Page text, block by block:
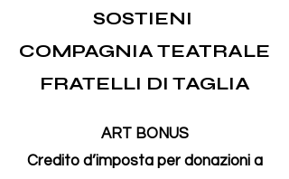
SOSTIENI
COMPAGNIA TEATRALE
FRATELLI DI TAGLIA
ART BONUS
Credito d’imposta per donazioni a